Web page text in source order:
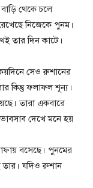
থেকে চলে
নিজেকে পুনম।
তার দিন কাটে।
সেও‌ রুশানের
কিন্তু ফলাফল শূন্য।
তারা একবারে
দেখে মনে হয়
বসেছে। পুনমের
তার। যদিও রুশান